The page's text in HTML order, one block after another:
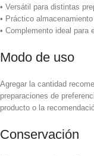
• Versátil para distintas
• Práctico
• Complemento ideal para
Modo de uso
Agregar la cantidad
preparaciones de
producto o la
Conservación